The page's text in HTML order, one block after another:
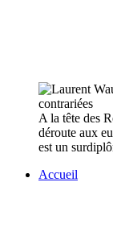
A la tête des
déroute aux
est un
Accueil